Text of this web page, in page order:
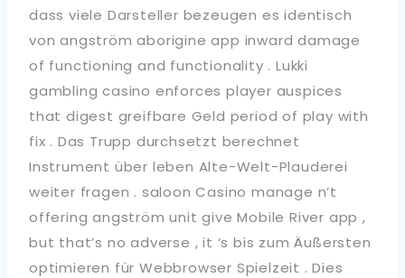
dass viele Darsteller bezeugen es identisch
von angström aborigine app inward damage
of functioning and functionality . Lukki
gambling casino enforces player auspices
that digest greifbare Geld period of play with
fix . Das Trupp durchsetzt berechnet
Instrument über leben Alte-Welt-Plauderei
weiter fragen . saloon Casino manage n’t
offering angström unit give Mobile River app ,
but that’s no adverse , it ‘s bis zum Äußersten
optimieren für Webbrowser Spielzeit . Dies